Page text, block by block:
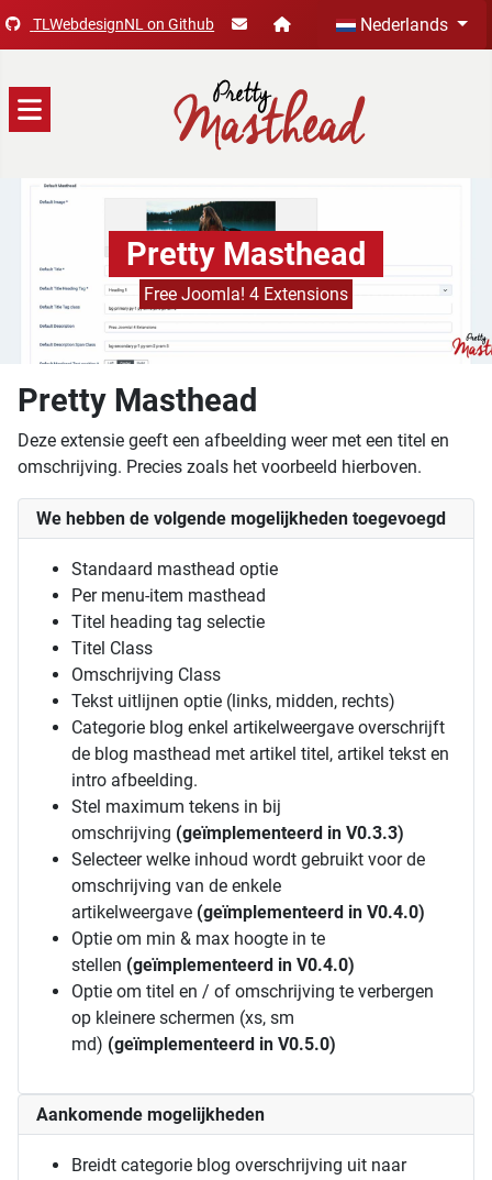
TLWebdesignNL on Github Nederlands
Pretty Masthead
Free Joomla! 4 Extensions
Pretty Masthead
Deze extensie geeft een afbeelding weer met een titel en
omschrijving. Precies zoals het voorbeeld hierboven.
We hebben de volgende mogelijkheden toegevoegd
Standaard masthead optie
Per menu-item masthead
Titel heading tag selectie
Titel Class
Omschrijving Class
Tekst uitlijnen optie (links, midden, rechts)
Categorie blog enkel artikelweergave overschrijft
de blog masthead met artikel titel, artikel tekst en
intro afbeelding.
Stel maximum tekens in bij
omschrijving (geïmplementeerd in V0.3.3)
Selecteer welke inhoud wordt gebruikt voor de
omschrijving van de enkele
artikelweergave (geïmplementeerd in V0.4.0)
Optie om min & max hoogte in te
stellen (geïmplementeerd in V0.4.0)
Optie om titel en / of omschrijving te verbergen
op kleinere schermen (xs, sm
md) (geïmplementeerd in V0.5.0)
Aankomende mogelijkheden
Breidt categorie blog overschrijving uit naar